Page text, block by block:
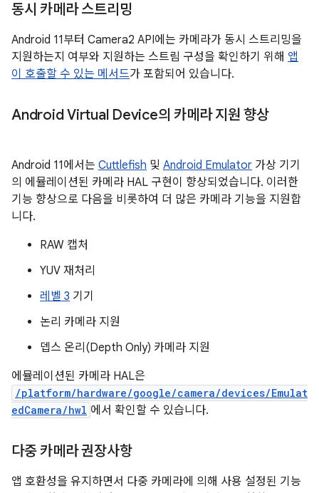
동시 카메라 스트리밍
Android 11부터 Camera2 API에는 카메라가 동시 스트리밍을
지원하는지 여부와 지원하는 스트림 구성을 확인하기 위해 앱
이 호출할 수 있는 메서드가 포함되어 있습니다.
Android Virtual Device의 카메라 지원 향상
Android 11에서는 Cuttlefish 및 Android Emulator 가상 기기
의 에뮬레이션된 카메라 HAL 구현이 향상되었습니다. 이러한
기능 향상으로 다음을 비롯하여 더 많은 카메라 기능을 지원합
니다.
RAW 캡처
YUV 재처리
레벨 3 기기
논리 카메라 지원
뎁스 온리(Depth Only) 카메라 지원
에뮬레이션된 카메라 HAL은
/platform/hardware/google/camera/devices/Emulat
edCamera/hwl 에서 확인할 수 있습니다.
다중 카메라 권장사항
앱 호환성을 유지하면서 다중 카메라에 의해 사용 설정된 기능